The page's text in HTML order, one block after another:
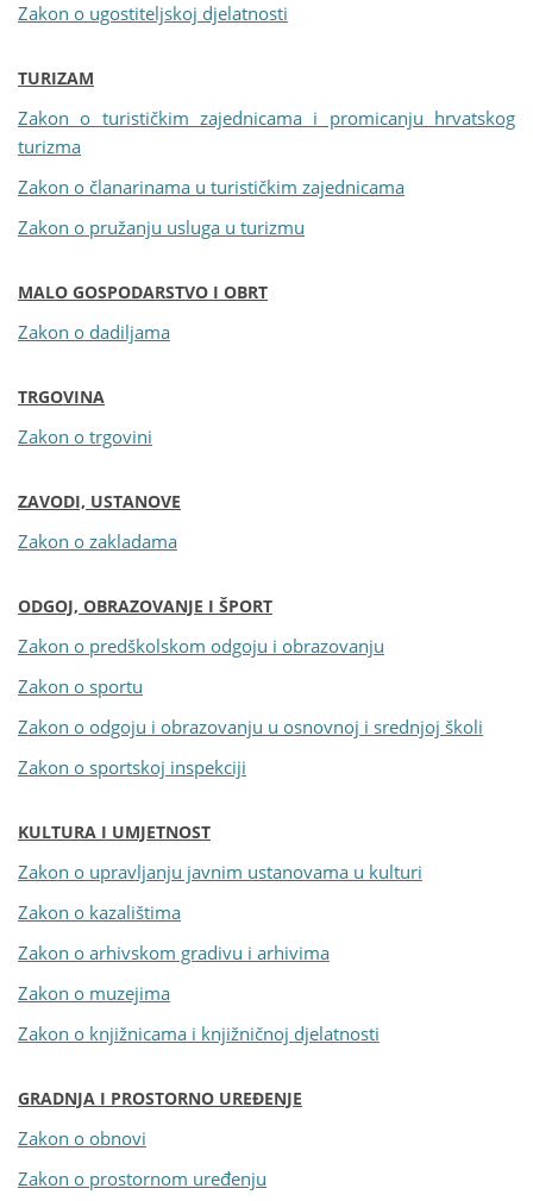
Zakon o ugostiteljskoj djelatnosti
TURIZAM
Zakon o turističkim zajednicama i promicanju hrvatskog
turizma
Zakon o članarinama u turističkim zajednicama
Zakon o pružanju usluga u turizmu
MALO GOSPODARSTVO I OBRT
Zakon o dadiljama
TRGOVINA
Zakon o trgovini
ZAVODI, USTANOVE
Zakon o zakladama
ODGOJ, OBRAZOVANJE I ŠPORT
Zakon o predškolskom odgoju i obrazovanju
Zakon o sportu
Zakon o odgoju i obrazovanju u osnovnoj i srednjoj školi
Zakon o sportskoj inspekciji
KULTURA I UMJETNOST
Zakon o upravljanju javnim ustanovama u kulturi
Zakon o kazalištima
Zakon o arhivskom gradivu i arhivima
Zakon o muzejima
Zakon o knjižnicama i knjižničnoj djelatnosti
GRADNJA I PROSTORNO UREĐENJE
Zakon o obnovi
Zakon o prostornom uređenju